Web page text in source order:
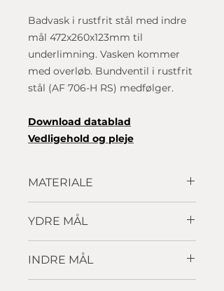
Badvask i rustfrit stål med indre
mål 472x260x123mm til
underlimning. Vasken kommer
med overløb. Bundventil i rustfrit
stål (AF 706-H RS) medfølger.
Download datablad
Vedligehold og pleje
MATERIALE
YDRE MÅL
INDRE MÅL